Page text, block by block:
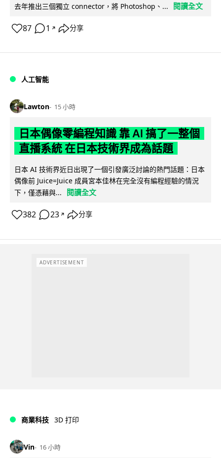
去年推出三個獨立 connector，將 Photoshop、...
閱讀全文
87 1 ↗ 分享
人工智能
Lawton 15 小時
日本偶像零編程知識 靠 AI 搞了一整個
直播系統 在日本技術界成為話題
日本 AI 技術界近日出現了一個引發廣泛討論的熱門話題：日本
偶像前 Juice=Juice 成員宮本佳林在完全沒有編程經驗的情況
下，僅憑藉與...
閱讀全文
382 23 ↗ 分享
ADVERTISEMENT
商業科技 3D 打印
Vin 16 小時